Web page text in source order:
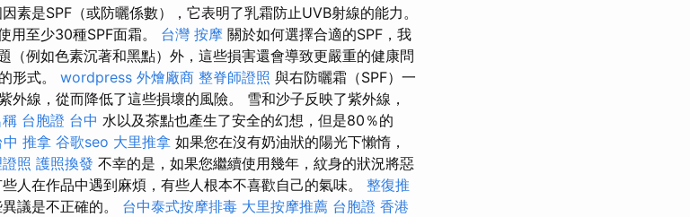
素是SPF（或防曬係數），它表明了乳霜防止UVB射線的能力。
用至少30種SPF面霜。 台灣 按摩 關於如何選擇合適的SPF，我
（例如色素沉著和黑點）外，這些損害還會導致更嚴重的健康問
形式。 wordpress 外燴廠商 整脊師證照 與右防曬霜（SPF）一
外線，從而降低了這些損壞的風險。 雪和沙子反映了紫外線，
台胞證 台中 水以及茶點也產生了安全的幻想，但是80％的
中 推拿 谷歌seo 大里推拿 如果您在沒有奶油狀的陽光下懶惰，
照 護照換發 不幸的是，如果您繼續使用幾年，紋身的狀況將惡
人在作品中遇到麻煩，有些人根本不喜歡自己的氣味。 整復推
議是不正確的。 台中泰式按摩排毒 大里按摩推薦 台胞證 香港